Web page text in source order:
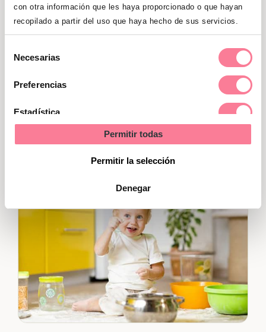
con otra información que les haya proporcionado o que hayan
recopilado a partir del uso que haya hecho de sus servicios.
Necesarias
Preferencias
Estadística
Permitir todas
Permitir la selección
Denegar
cuando está llorando o enfadadoo
para distraerlo en situaciones en las
puedes reservar
una zona de juegos para que tu hijo
, duerma y te vea, mientras
trabajas. Podrás trabajar y disfrutar
de la presencia de tu hijo.